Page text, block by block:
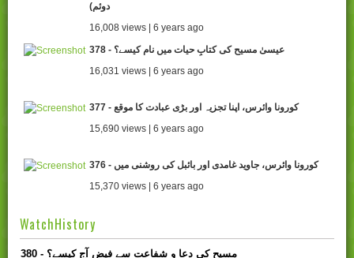
دوئم)
16,008 views | 6 years ago
378 - عیسیٰ مسیح کی کتابِ حیات میں نام کیسے؟
16,031 views | 6 years ago
377 - کورونا وائرس، اپنا تجزیہ اور بڑی عبادت کا موقع
15,690 views | 6 years ago
376 - کورونا وائرس، جاوید غامدی اور بائبل کی روشنی میں
15,370 views | 6 years ago
WatchHistory
380 - مسیح کی دعا و شفاعت سے فیض آج کیسے؟